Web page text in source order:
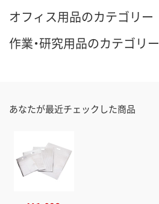
オフィス用品のカテゴリー
作業・研究用品のカテゴリー
あなたが最近チェックした商品